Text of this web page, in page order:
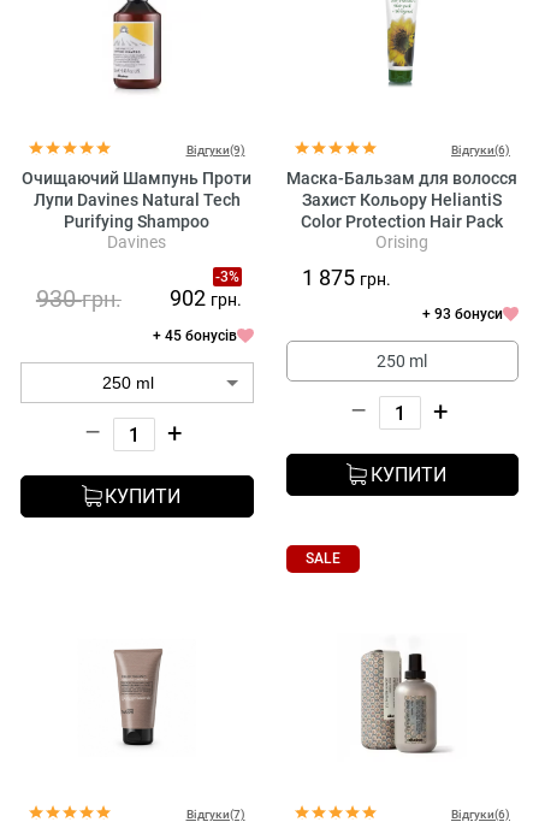
Відгуки(9)
Очищаючий Шампунь Проти
Лупи Davines Natural Tech
Purifying Shampoo
Davines
-3%
930грн. 902 грн.
+ 45 бонусів
– +
КУПИТИ
Відгуки(6)
Маска-Бальзам для волосся
Захист Кольору HeliantiS
Color Protection Hair Pack
Orising
1 875 грн.
+ 93 бонуси
250 ml
– +
КУПИТИ
Відгуки(7)
SALE
Відгуки(6)